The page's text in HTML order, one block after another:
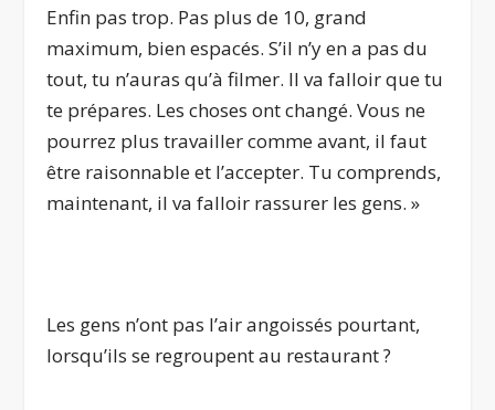
Enfin pas trop. Pas plus de 10, grand
maximum, bien espacés. S’il n’y en a pas du
tout, tu n’auras qu’à filmer. Il va falloir que tu
te prépares. Les choses ont changé. Vous ne
pourrez plus travailler comme avant, il faut
être raisonnable et l’accepter. Tu comprends,
maintenant, il va falloir rassurer les gens. »
Les gens n’ont pas l’air angoissés pourtant,
lorsqu’ils se regroupent au restaurant ?